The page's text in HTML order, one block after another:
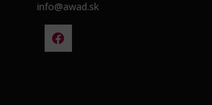
info@awad.sk